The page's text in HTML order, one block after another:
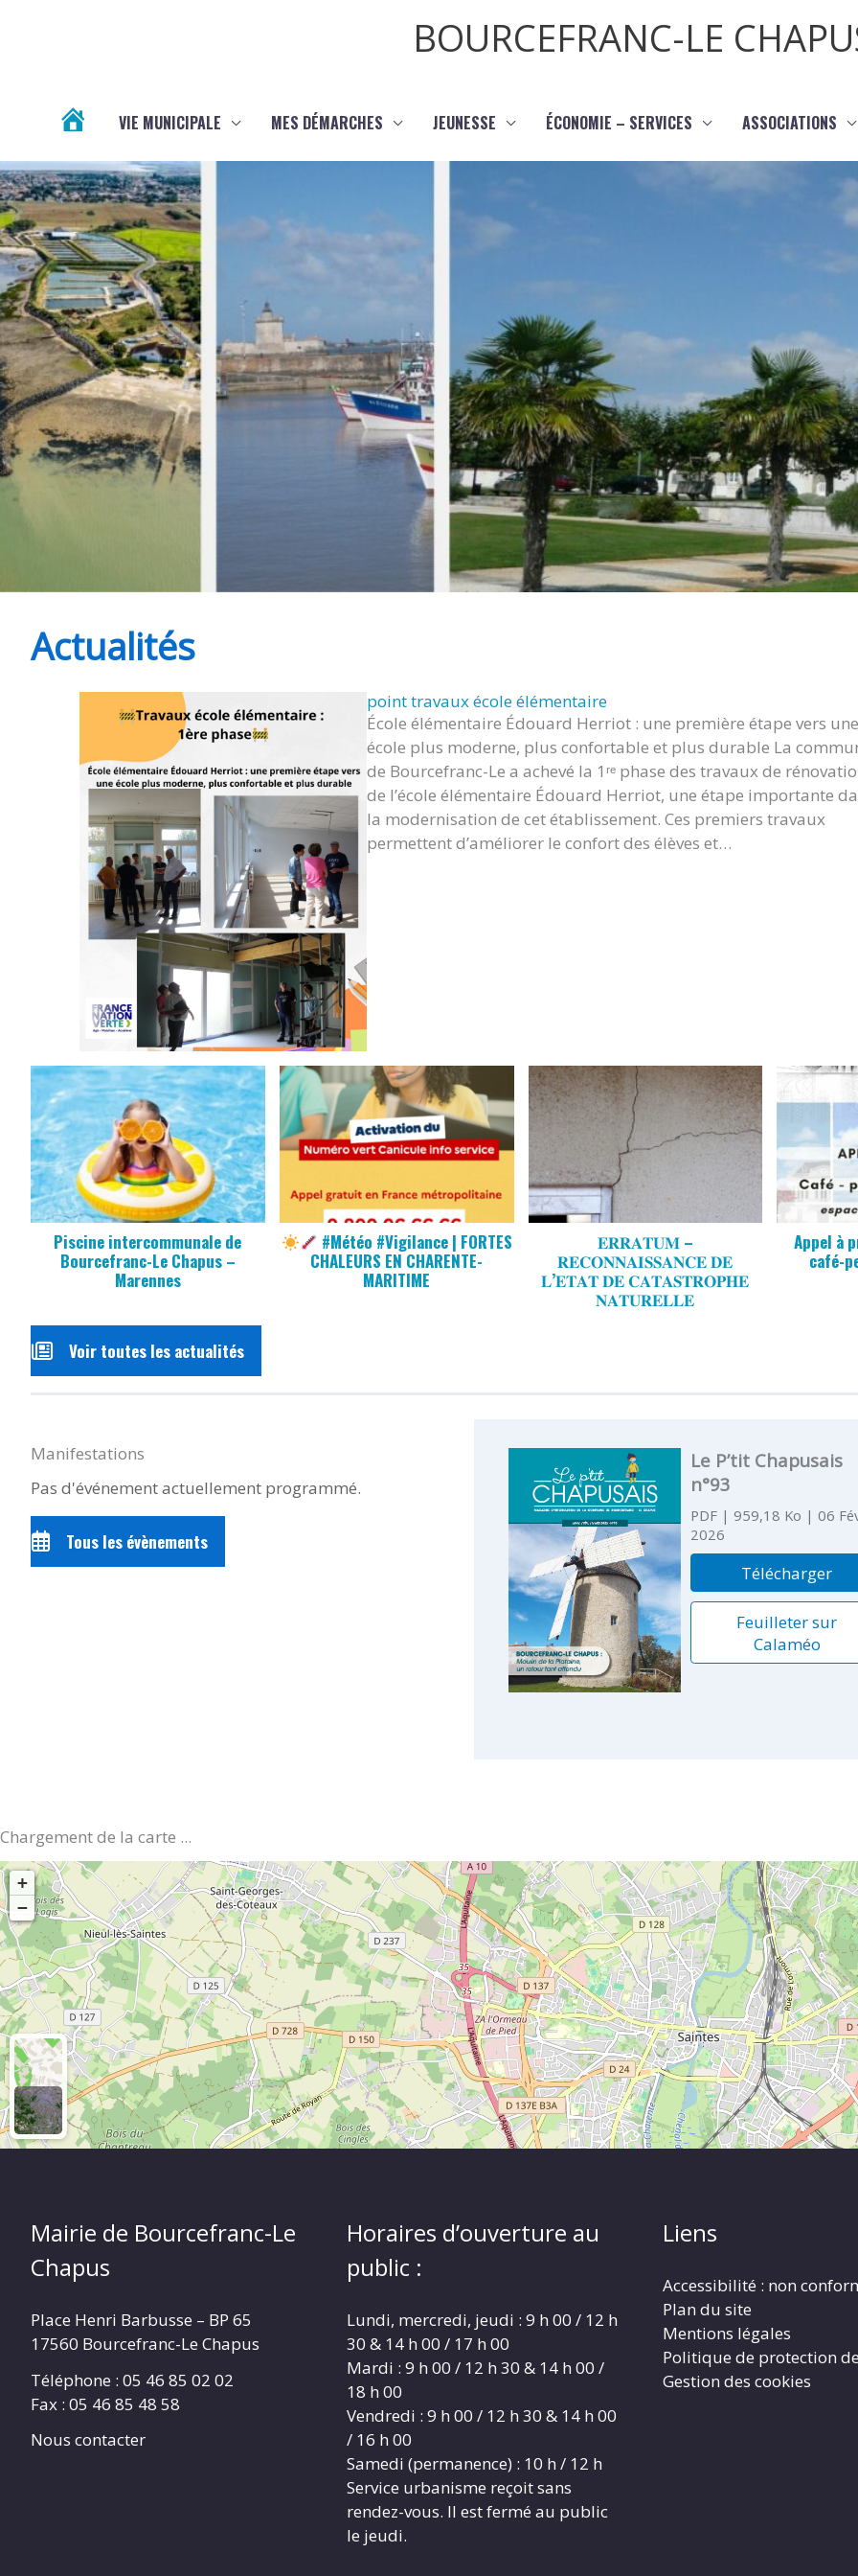
BOURCEFRANC-LE
VIE MUNICIPALE MES DÉMARCHES JEUNESSE ÉCONOMIE – SERVICES ASSOCIATIONS
Actualités
point travaux école élémentaire
École élémentaire Édouard Herriot : une première étape vers une
école plus moderne, plus confortable et plus durable La
de Bourcefranc-Le a achevé la 1ʳᵉ phase des travaux de
de l’école élémentaire Édouard Herriot, une étape importante
la modernisation de cet établissement. Ces premiers travaux
permettent d’améliorer le confort des élèves et…
Piscine intercommunale de
Bourcefranc-Le Chapus –
Marennes
#Météo #Vigilance | FORTES
CHALEURS EN CHARENTE-
MARITIME
𝐄𝐑𝐑𝐀𝐓𝐔𝐌 –
𝐑𝐄𝐂𝐎𝐍𝐍𝐀𝐈𝐒𝐒𝐀𝐍𝐂𝐄 𝐃𝐄
𝐋’𝐄𝐓𝐀𝐓 𝐃𝐄 𝐂𝐀𝐓𝐀𝐒𝐓𝐑𝐎𝐏𝐇𝐄
𝐍𝐀𝐓𝐔𝐑𝐄𝐋𝐋𝐄
Appel à
café-
Voir toutes les actualités
Manifestations
Pas d'événement actuellement programmé.
Tous les évènements
Le P’tit Chapusais
n°93
PDF| 959,18 Ko | 06
2026
Télécharger
Feuilleter sur
Calaméo
Chargement de la carte ...
+
−
Mairie de Bourcefranc-Le
Chapus
Place Henri Barbusse – BP 65
17560 Bourcefranc-Le Chapus
Téléphone : 05 46 85 02 02
Fax : 05 46 85 48 58
Nous contacter
Horaires d’ouverture au
public :
Lundi, mercredi, jeudi : 9 h 00 / 12 h
30 & 14 h 00 / 17 h 00
Mardi : 9 h 00 / 12 h 30 & 14 h 00 /
18 h 00
Vendredi : 9 h 00 / 12 h 30 & 14 h 00
/ 16 h 00
Samedi (permanence) : 10 h / 12 h
Service urbanisme reçoit sans
rendez-vous. Il est fermé au public
le jeudi.
Liens
Accessibilité : non
Plan du site
Mentions légales
Politique de protection
Gestion des cookies